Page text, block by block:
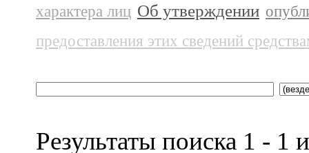
характера лиц Об утверждении
предоставления этих сведений
Результаты поиска 1 - 1